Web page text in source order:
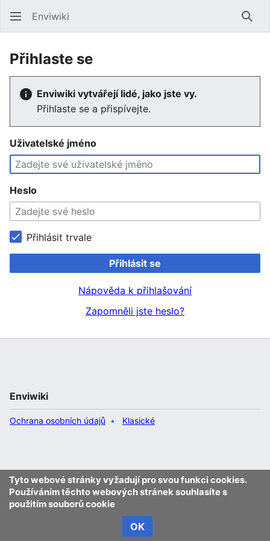
Enviwiki
Přihlaste se
Enviwiki vytvářejí lidé, jako jste vy.
Přihlaste se a přispívejte.
Uživatelské jméno
Heslo
Přihlásit trvale
Přihlásit se
Nápověda k přihlašování
Zapomněli jste heslo?
Tyto webové stránky vyžadují pro svou funkci cookies.
Používáním těchto webových stránek souhlasíte s
použitím souborů cookie
OK
Enviwiki
Ochrana osobních údajů Klasické